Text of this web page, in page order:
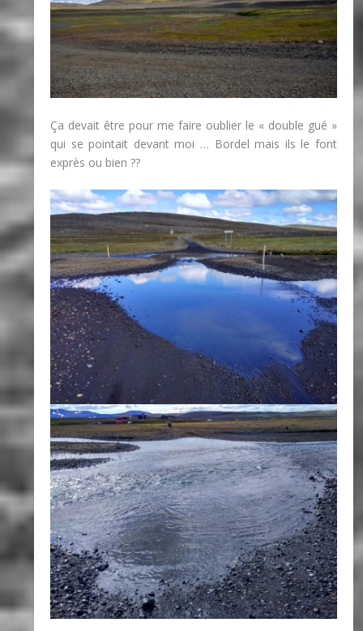
Ça devait être pour me faire oublier le « double gué »
qui se pointait devant moi … Bordel mais ils le font
exprès ou bien ??